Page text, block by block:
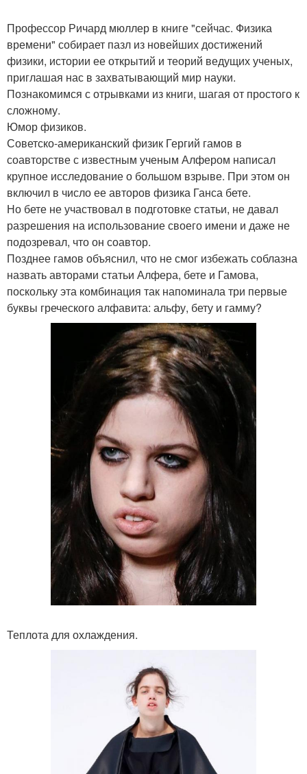
Профессор Ричард мюллер в книге "сейчас. Физика
времени" собирает пазл из новейших достижений
физики, истории ее открытий и теорий ведущих ученых,
приглашая нас в захватывающий мир науки.
Познакомимся с отрывками из книги, шагая от простого к
сложному.
Юмор физиков.
Советско-американский физик Гергий гамов в
соавторстве с известным ученым Алфером написал
крупное исследование о большом взрыве. При этом он
включил в число ее авторов физика Ганса бете.
Но бете не участвовал в подготовке статьи, не давал
разрешения на использование своего имени и даже не
подозревал, что он соавтор.
Позднее гамов объяснил, что не смог избежать соблазна
назвать авторами статьи Алфера, бете и Гамова,
поскольку эта комбинация так напоминала три первые
буквы греческого алфавита: альфу, бету и гамму?
Теплота для охлаждения.